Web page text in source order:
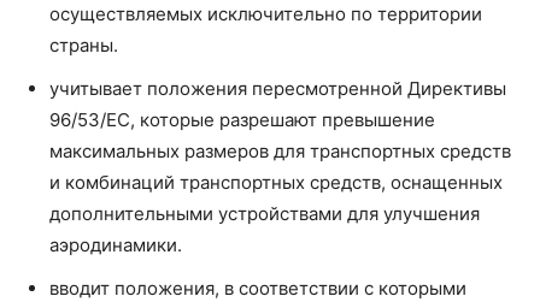
осуществляемых исключительно по территории
страны.
учитывает положения пересмотренной Директивы
96/53/EC, которые разрешают превышение
максимальных размеров для транспортных средств
и комбинаций транспортных средств, оснащенных
дополнительными устройствами для улучшения
аэродинамики.
вводит положения, в соответствии с которыми